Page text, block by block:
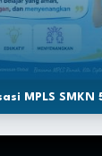
MPLS